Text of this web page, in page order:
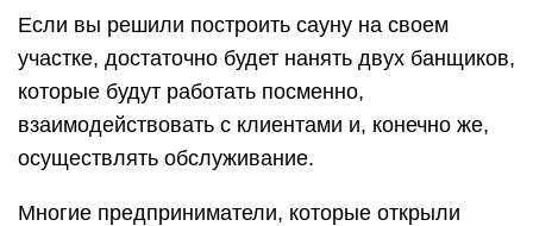
Если вы решили построить сауну на своем
участке, достаточно будет нанять двух банщиков,
которые будут работать посменно,
взаимодействовать с клиентами и, конечно же,
осуществлять обслуживание.
Многие предприниматели, которые открыли